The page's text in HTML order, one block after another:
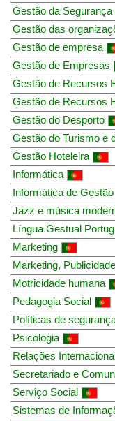
Gestão da
Gestão das
Gestão de empresa
Gestão de Empresas
Gestão de Recursos
Gestão de Recursos
Gestão do Desporto
Gestão do Turismo e
Gestão Hoteleira
Informática
Informática de Gestão
Jazz e música
Língua Gestual
Marketing
Marketing,
Motricidade humana
Pedagogia Social
Políticas de
Psicologia
Relações
Secretariado e
Serviço Social
Sistemas de